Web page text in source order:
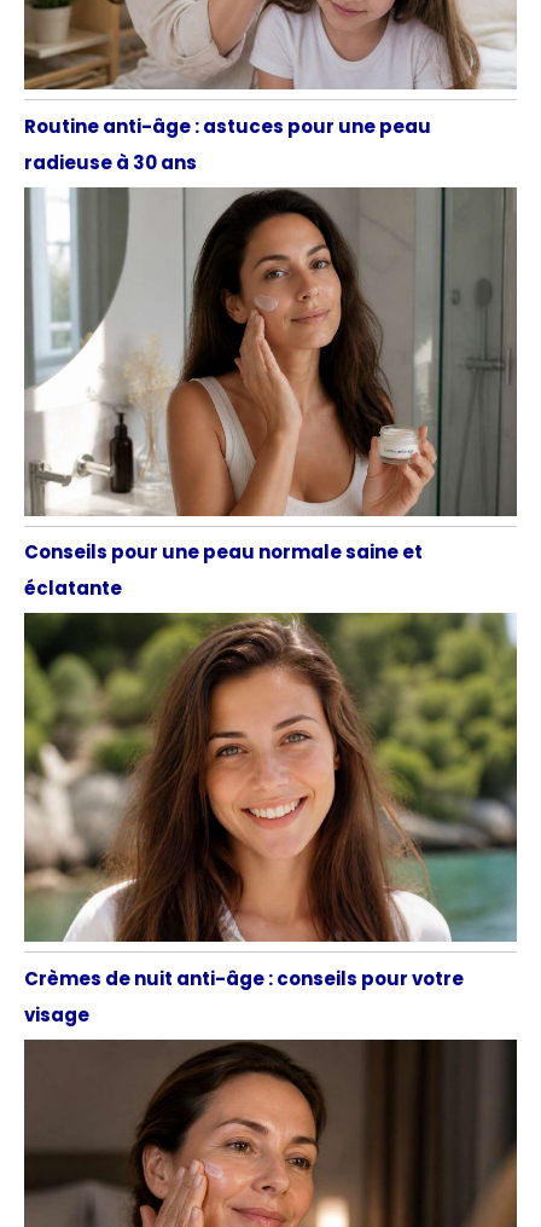
Routine anti-âge : astuces pour une peau
radieuse à 30 ans
Conseils pour une peau normale saine et
éclatante
Crèmes de nuit anti-âge : conseils pour votre
visage